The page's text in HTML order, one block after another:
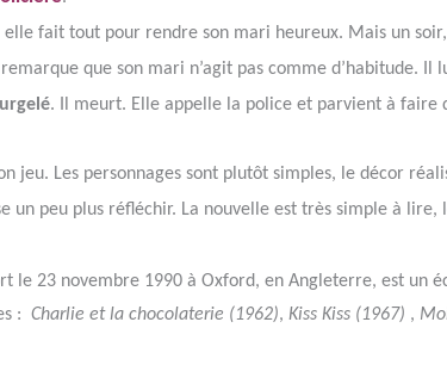
fait tout pour rendre son mari heureux. Mais un
que son mari n’agit pas comme d’habitude. Il
. Il meurt. Elle appelle la police et parvient à faire
jeu. Les personnages sont plutôt simples, le décor
un peu plus réfléchir. La nouvelle est très simple à
le 23 novembre 1990 à Oxford, en Angleterre, est un
: Charlie et la chocolaterie (1962), Kiss Kiss (1967) ,